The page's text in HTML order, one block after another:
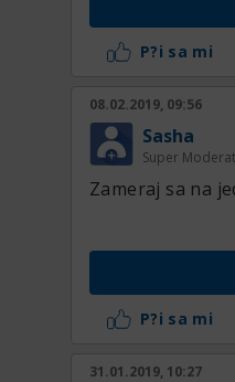
P?i sa mi
08.02.2019, 09:56
Sasha
Super
Zameraj sa na
P?i sa mi
31.01.2019, 10:27